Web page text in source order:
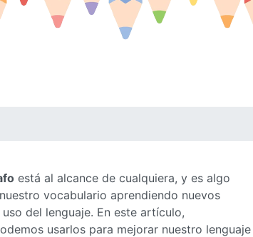
está al alcance de cualquiera, y es algo
vocabulario aprendiendo nuevos
del lenguaje. En este artículo,
usarlos para mejorar nuestro lenguaje